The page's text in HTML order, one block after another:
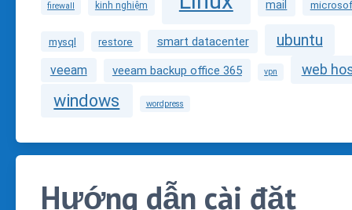
firewall kinh nghiệm mail
mysql restore smart datacenter ubuntu
veeam veeam backup office 365 vpn web
windows wordpress
Hướng dẫn cài đặt